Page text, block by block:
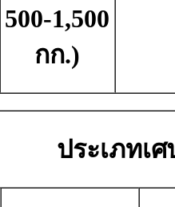
500-1,500
กก.)
ประเภทเ